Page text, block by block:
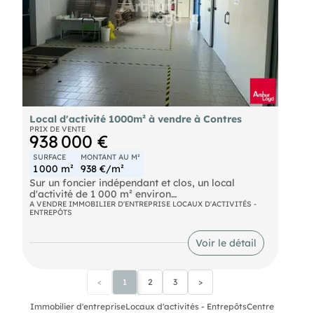
Local d'activité 1000m² à vendre à Contres
PRIX DE VENTE
938 000 €
SURFACE
1 000 m²
MONTANT AU M²
938 €/m²
Sur un foncier indépendant et clos, un local
d'activité de 1 000 m² environ
Bâtiment isolé avec structure béton, charpente
A VENDRE IMMOBILIER D'ENTREPRISE LOCAUX D'ACTIVITÉS -
ENTREPÔTS
Voir le détail
< 1 2 3 >
Immobilier d'entrepriseLocaux d'activités - EntrepôtsCentre